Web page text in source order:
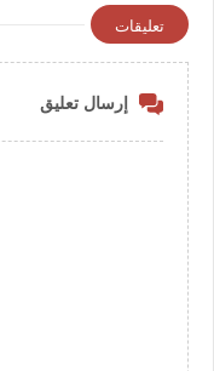
تعليقات
إرسال تعليق